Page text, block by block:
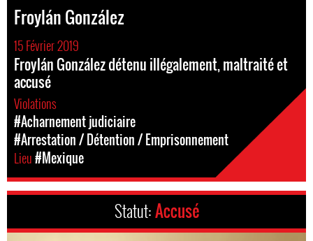
Froylán González
15 Février 2019
Froylán González détenu illégalement, maltraité et
accusé
Violations
#Acharnement judiciaire
#Arrestation / Détention / Emprisonnement
Lieu#Mexique
Statut:Accusé